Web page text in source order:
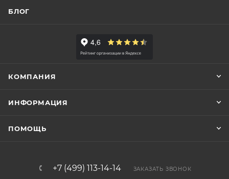
БЛОГ
КОМПАНИЯ
ИНФОРМАЦИЯ
ПОМОЩЬ
+7 (499) 113-14-14 ЗАКАЗАТЬ ЗВОНОК